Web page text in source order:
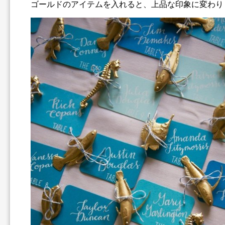
ゴールドのアイテムを入れると、上品な印象に変わ